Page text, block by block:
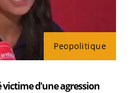
Peopolitique
victime d'une agression